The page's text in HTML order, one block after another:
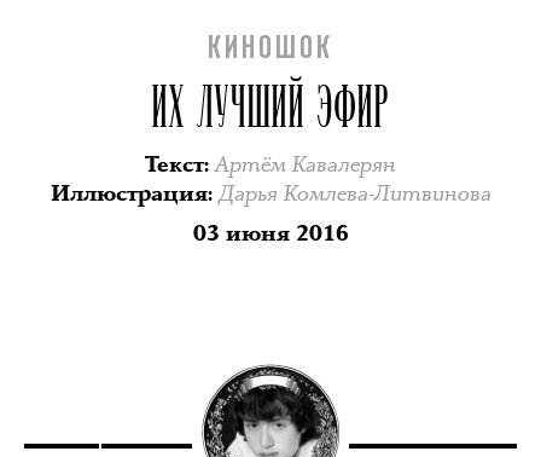
КИНОШОК
ИХ ЛУЧШИЙ ЭФИР
Текст:Артём Кавалерян
Иллюстрация: Дарья Комлева-Литвинова
03 июня 2016